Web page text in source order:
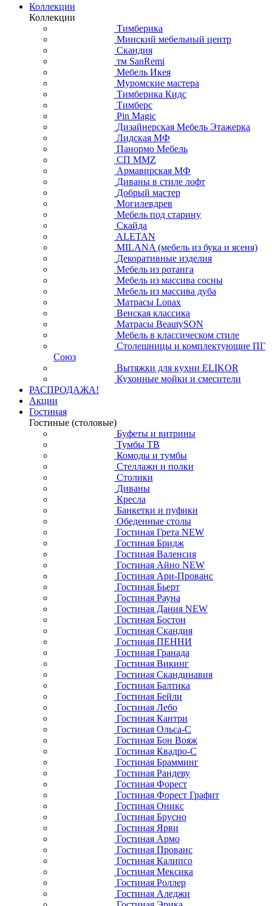
Коллекции
Коллекции
Тимберика
Минский мебельный центр
Скандия
тм SanRemi
Мебель Икея
Муромские мастера
Тимберика Кидс
Тимберс
Pin Magic
Дизайнерская Мебель Этажерка
Лидская МФ
Панормо Мебель
СП ММZ
Армавирская МФ
Диваны в стиле лофт
Добрый мастер
Могилевдрев
Мебель под старину
Скайда
ALETAN
MILANA (мебель из бука и ясеня)
Декоративные изделия
Мебель из ротанга
Мебель из массива сосны
Мебель из массива дуба
Матрасы Lonax
Венская классика
Матрасы BeautySON
Мебель в классическом стиле
Столешницы и комплектующие ПГ
Союз
Вытяжки для кухни ELIKOR
Кухонные мойки и смесители
РАСПРОДАЖА!
Акции
Гостиная
Гостиные (столовые)
Буфеты и витрины
Тумбы ТВ
Комоды и тумбы
Стеллажи и полки
Столики
Диваны
Кресла
Банкетки и пуфики
Обеденные столы
Гостиная Грета NEW
Гостиная Бридж
Гостиная Валенсия
Гостиная Айно NEW
Гостиная Ари-Прованс
Гостиная Бьерт
Гостиная Рауна
Гостиная Дания NEW
Гостиная Бостон
Гостиная Скандия
Гостиная ПЕННИ
Гостиная Гранада
Гостиная Викинг
Гостиная Скандинавия
Гостиная Балтика
Гостиная Бейли
Гостиная Лебо
Гостиная Кантри
Гостиная Ольса-С
Гостиная Бон Вояж
Гостиная Квадро-С
Гостиная Брамминг
Гостиная Рандеву
Гостиная Форест
Гостиная Форест Графит
Гостиная Оникс
Гостиная Брусно
Гостиная Ярви
Гостиная Армо
Гостиная Прованс
Гостиная Калипсо
Гостиная Мексика
Гостиная Роллер
Гостиная Аледжи